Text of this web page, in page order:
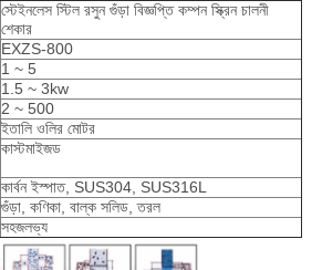
স্টেইনলেস স্টিল রসুন গুঁড়া বিজ্ঞপ্তি কম্পন স্ক্রিন চালনী
শেকার
EXZS-800
1 ~ 5
1.5 ~ 3kw
2 ~ 500
ইতালি ওলির মোটর
কাস্টমাইজড
কার্বন ইস্পাত, SUS304, SUS316L
গুঁড়া, কণিকা, বাল্ক সলিড, তরল
সহজলভ্য